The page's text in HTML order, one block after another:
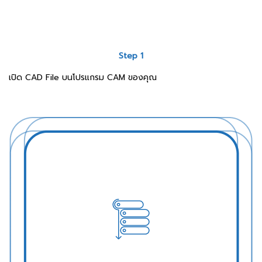
Step 1
เปิด CAD File บนโปรแกรม CAM ของคุณ